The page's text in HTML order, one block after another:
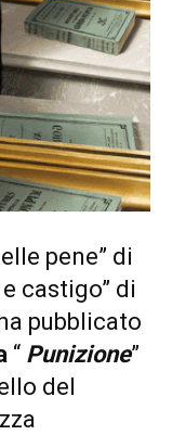
pene” di
castigo” di
pubblicato
“ Punizione”
del